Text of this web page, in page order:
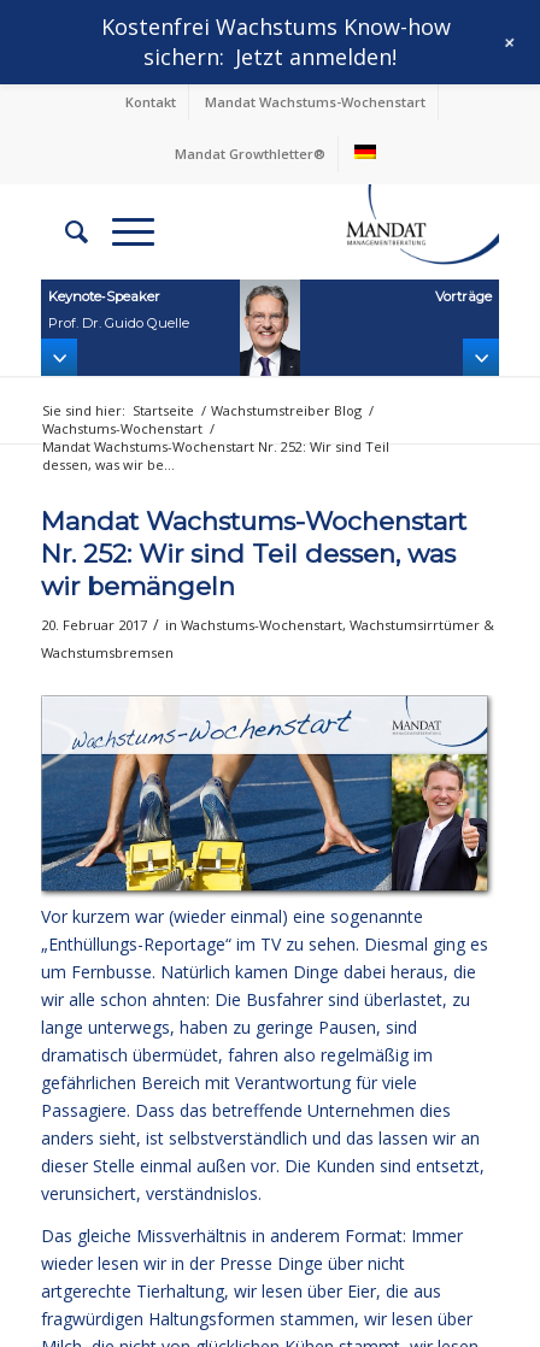
Kontakt Mandat Wachstums-Wochenstart
Mandat Growthletter®
Keynote‑Speaker
Prof. Dr. Guido Quelle
Vorträge
Sie sind hier: Startseite / Wachstumstreiber Blog /
Wachstums-Wochenstart /
Mandat Wachstums-Wochenstart Nr. 252: Wir sind Teil
dessen, was wir be...
Mandat Wachstums-Wochenstart
Nr. 252: Wir sind Teil dessen, was
wir bemängeln
20. Februar 2017 / in Wachstums-Wochenstart, Wachstumsirrtümer &
Wachstumsbremsen
Vor kurzem war (wieder einmal) eine sogenannte
„Enthüllungs-Reportage“ im TV zu sehen. Diesmal ging es
um Fernbusse. Natürlich kamen Dinge dabei heraus, die
wir alle schon ahnten: Die Busfahrer sind überlastet, zu
lange unterwegs, haben zu geringe Pausen, sind
dramatisch übermüdet, fahren also regelmäßig im
gefährlichen Bereich mit Verantwortung für viele
Passagiere. Dass das betreffende Unternehmen dies
anders sieht, ist selbstverständlich und das lassen wir an
dieser Stelle einmal außen vor. Die Kunden sind entsetzt,
verunsichert, verständnislos.
Das gleiche Missverhältnis in anderem Format: Immer
wieder lesen wir in der Presse Dinge über nicht
artgerechte Tierhaltung, wir lesen über Eier, die aus
fragwürdigen Haltungsformen stammen, wir lesen über
Kostenfrei Wachstums Know-how
sichern: Jetzt anmelden! +